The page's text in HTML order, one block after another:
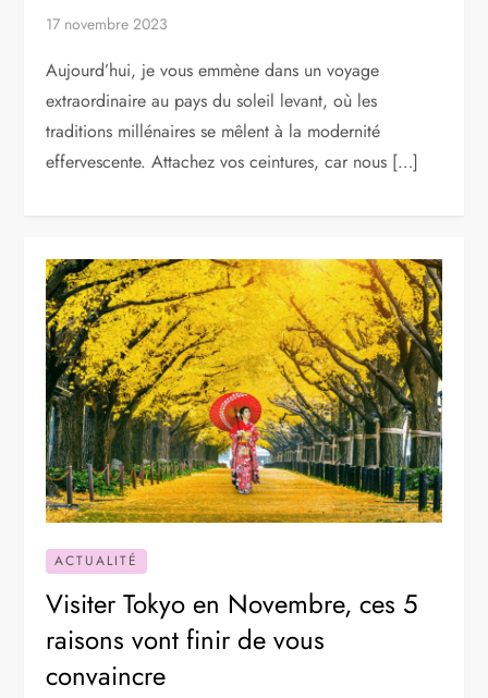
17 novembre 2023
Aujourd’hui, je vous emmène dans un voyage
extraordinaire au pays du soleil levant, où les
traditions millénaires se mêlent à la modernité
effervescente. Attachez vos ceintures, car nous […]
ACTUALITÉ
Visiter Tokyo en Novembre, ces 5
raisons vont finir de vous
convaincre